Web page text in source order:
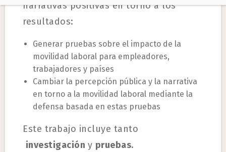
narrativas positivas en torno a los
resultados:
Generar pruebas sobre el impacto de la
movilidad laboral para empleadores,
trabajadores y países
Cambiar la percepción pública y la narrativa
en torno a la movilidad laboral mediante la
defensa basada en estas pruebas
Este trabajo incluye tanto
investigación y pruebas.